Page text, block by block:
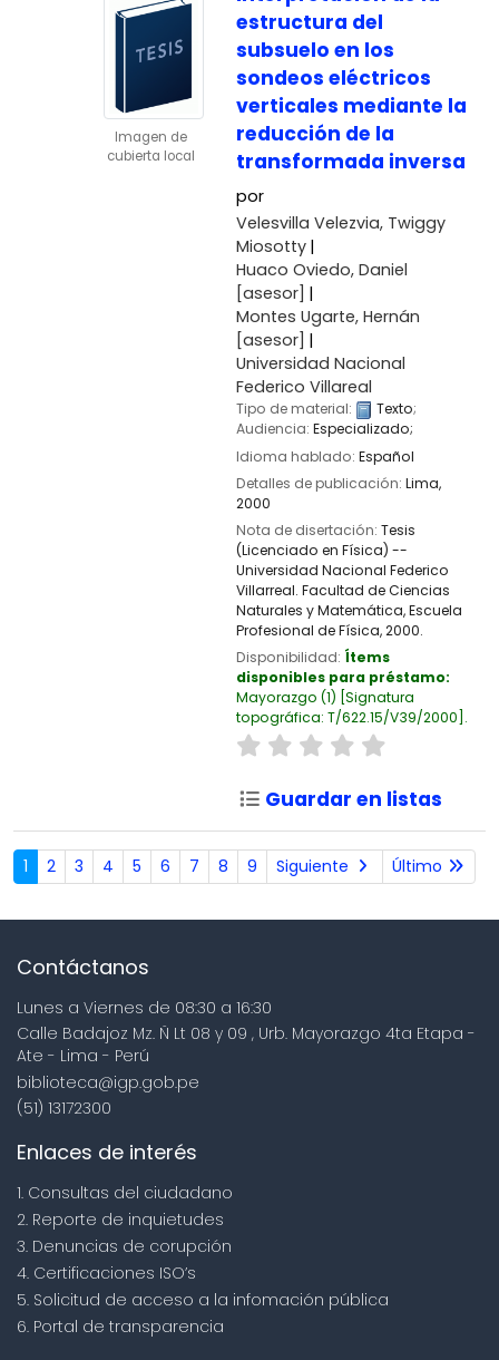
Imagen de
cubierta local
estructura del
subsuelo en los
sondeos eléctricos
verticales mediante la
reducción de la
transformada inversa
por
Velesvilla Velezvia, Twiggy
Miosotty
Huaco Oviedo, Daniel
[asesor]
Montes Ugarte, Hernán
[asesor]
Universidad Nacional
Federico Villareal
Tipo de material: Texto;
Audiencia: Especializado;
Idioma hablado: Español
Detalles de publicación: Lima,
2000
Nota de disertación: Tesis
(Licenciado en Física) --
Universidad Nacional Federico
Villarreal. Facultad de Ciencias
Naturales y Matemática, Escuela
Profesional de Física, 2000.
Disponibilidad: Ítems
disponibles para préstamo:
Mayorazgo (1) Signatura
topográfica: T/622.15/V39/2000 .
Guardar en listas
1 2 3 4 5 6 7 8 9 Siguiente Último
Contáctanos
Lunes a Viernes de 08:30 a 16:30
Calle Badajoz Mz. Ñ Lt 08 y 09 , Urb. Mayorazgo 4ta Etapa -
Ate - Lima - Perú
biblioteca@igp.gob.pe
(51) 13172300
Enlaces de interés
1. Consultas del ciudadano
2. Reporte de inquietudes
3. Denuncias de corupción
4. Certificaciones ISO’s
5. Solicitud de acceso a la infomación pública
6. Portal de transparencia